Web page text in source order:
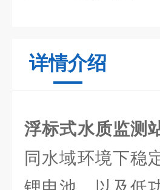
详情介绍
浮标式水质监测
同水域环境下稳